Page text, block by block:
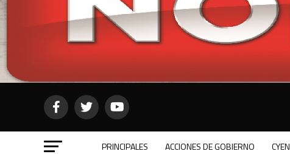
PRINCIPALES ACCIONES DE GOBIERNO CYEN